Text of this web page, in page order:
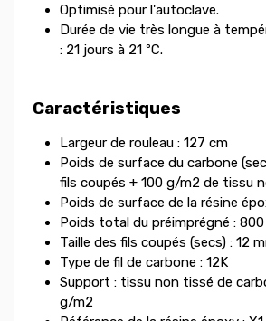
Optimisé pour l'autoclave.
Durée de vie très longue à
: 21 jours à 21 ºC.
Caractéristiques
Largeur de rouleau : 127 cm
Poids de surface du carbone
fils coupés + 100 g/m2 de tissu
Poids de surface de la résine
Poids total du préimprégné :
Taille des fils coupés (secs) : 12
Type de fil de carbone : 12K
Support : tissu non tissé de
g/m2